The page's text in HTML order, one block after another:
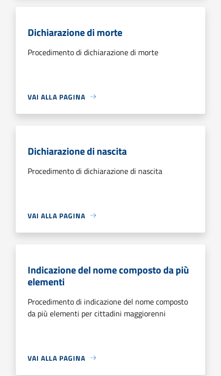
Dichiarazione di morte
Procedimento di dichiarazione di morte
VAI ALLA PAGINA
Dichiarazione di nascita
Procedimento di dichiarazione di nascita
VAI ALLA PAGINA
Indicazione del nome composto da più
elementi
Procedimento di indicazione del nome composto
da più elementi per cittadini maggiorenni
VAI ALLA PAGINA